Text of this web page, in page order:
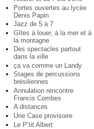
Portes ouvertes au lycée
Denis Papin
Jazz de 5 à 7
Gîtes à louer, à la mer et à
la montagne
Des spectacles partout
dans la ville
ça va comme un Landy
Stages de percussions
brésiliennes
Annulation rencontre
Francis Combes
A distances
Une Case provisoire
Le P’tit Albert